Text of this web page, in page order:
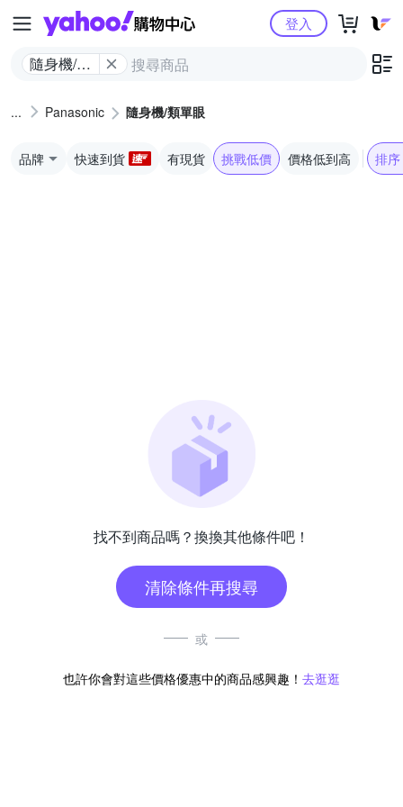
Yahoo購物中心
隨身機/類
登入
Panasonic 隨身機/類單眼
品牌 快速到貨 有現貨 挑戰低價 價格低到高 排序
找不到商品嗎？換換其他條件吧！
清除條件再搜尋
或
也許你會對這些價格優惠中的商品感興趣！ 去逛逛